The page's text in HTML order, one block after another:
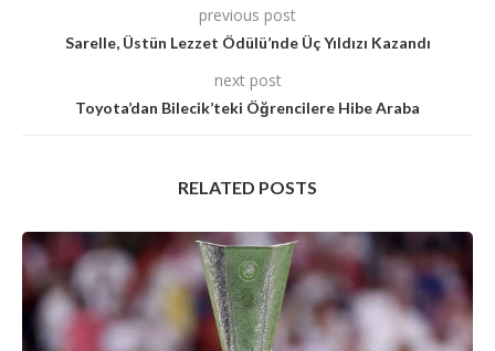
previous post
Sarelle, Üstün Lezzet Ödülü’nde Üç Yıldızı Kazandı
next post
Toyota’dan Bilecik’teki Öğrencilere Hibe Araba
RELATED POSTS